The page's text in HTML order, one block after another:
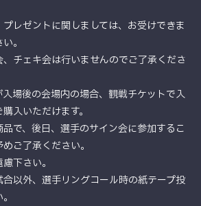
プレゼントに関しましては、お受けできま
。
、チェキ会は行いませんのでご了承くださ
入場後の会場内の場合、観戦チケットで入
入いただけます。
品で、後日、選手のサイン会に参加するこ
ご了承ください。
下さい。
合以外、選手リングコール時の紙テープ投